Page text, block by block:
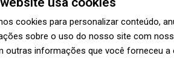
de mercadorias
centro logístico com área
cookies para personalizar conteúdo,
sobre o uso do nosso site com
outras informações que você forneceu